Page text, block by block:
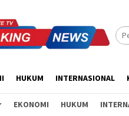
HUKUM INTERNASIONAL
EKONOMI HUKUM